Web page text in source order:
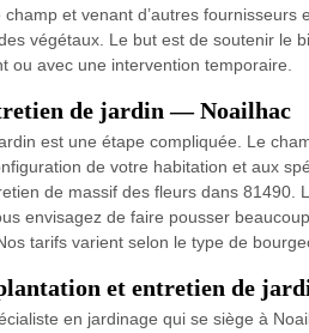
et venant d’autres fournisseurs
végétaux. Le but est de soutenir le
ou avec une intervention temporaire.
de jardin — Noailhac
est une étape compliquée. Le
de votre habitation et aux
de massif des fleurs dans 81490.
envisagez de faire pousser
tarifs varient selon le type de
et entretien de
en jardinage qui se siège à